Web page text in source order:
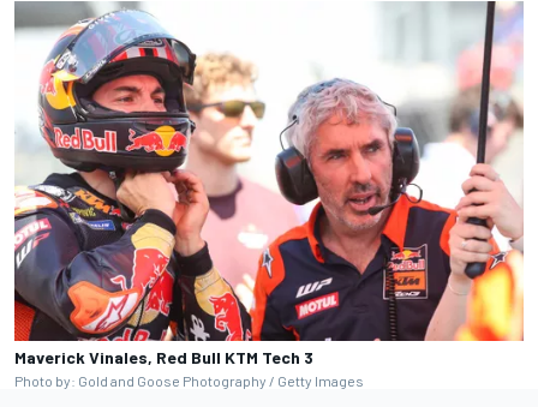
Maverick Vinales, Red Bull KTM Tech 3
Photo by: Gold and Goose Photography / Getty Images